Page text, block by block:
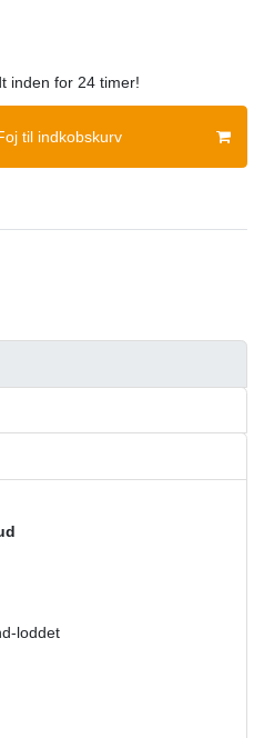
inden for 24 timer!
til indkobskurv
loddet